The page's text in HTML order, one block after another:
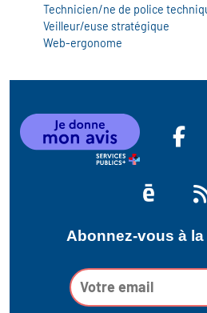
Technicien/ne de police
Veilleur/euse stratégique
Web-ergonome
Abonnez-vous à